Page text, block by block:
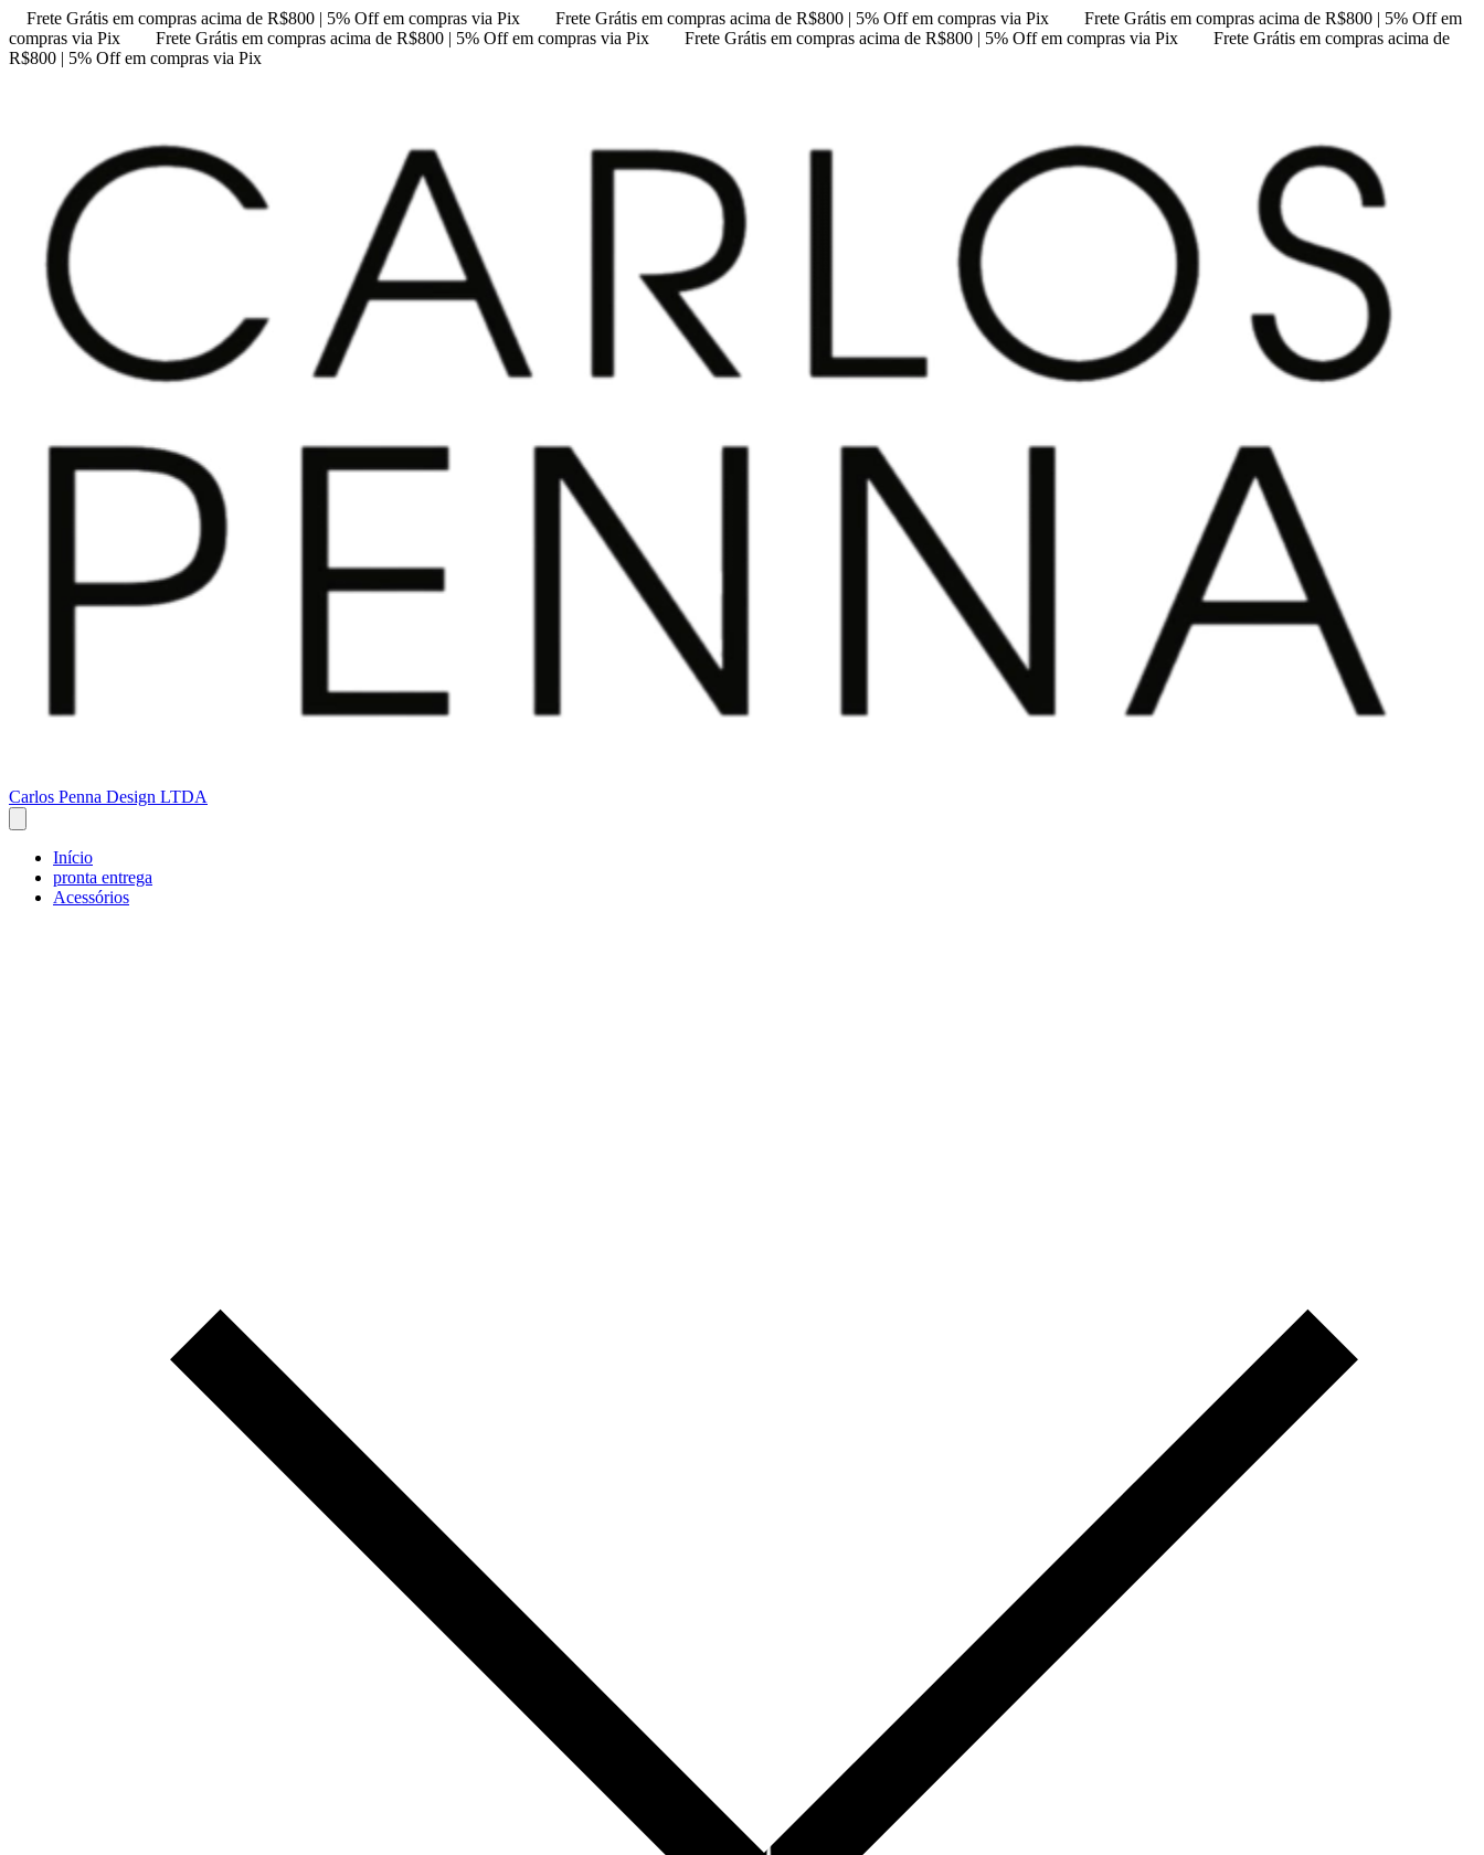
Frete Grátis em compras acima de R$800 | 5% Off em compras via Pix Frete Grátis em compras acima de R$800 | 5% Off em compras via Pix
Frete Grátis em compras acima de R$800 | 5% Off em
compras via Pix
Frete Grátis em compras acima de R$800 | 5% Off em compras via Pix Frete Grátis em compras acima de R$800 | 5% Off em compras via Pix
Frete Grátis em compras acima de
R$800 | 5% Off em compras via Pix
Carlos Penna Design LTDA
Início
pronta entrega
Acessórios